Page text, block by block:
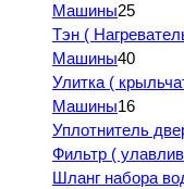
Машины25
Тэн (
Машины40
Улитка (
Машины16
Уплотнитель
Фильтр (
Шланг набора